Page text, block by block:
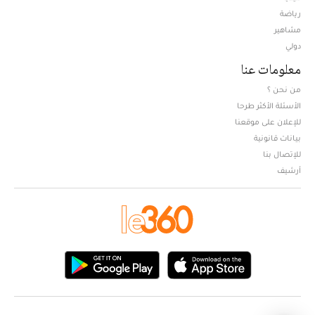
رياضة
مشاهير
دولي
معلومات عنا
من نحن ؟
الأسئلة الأكثر طرحا
للإعلان على موقعنا
بيانات قانونية
للإتصال بنا
أرشيف